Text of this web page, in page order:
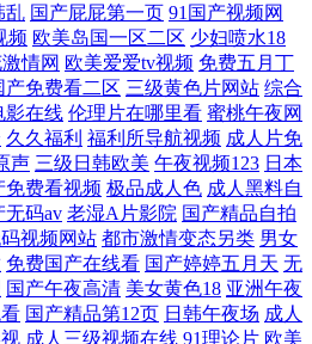
蕉 AV我爱AVtv 九九热九九 私人家庭影院
自慰喷水 色男人的 91精品国产秘入口 国内
8090电影 国产在线观看精品一区 日韩成人
三库 青娱乐盛视久久 与么公激情性完整视
电影高清完整版 原来的神马电影完整版在
乱 国产屁屁第一页 91国产视频网
频 欧美岛国一区二区 少妇喷水18
情网 欧美爱爱tv视频 免费五月丁
产免费看二区 三级黄色片网站 综合
影在线 伦理片在哪里看 蜜桃午夜网
久久福利 福利所导航视频 成人片免
声 三级日韩欧美 午夜视频123 日本
免费看视频 极品成人色 成人黑料自
无码av 老湿A片影院 国产精品自拍
视频网站 都市激情变态另类 男女
免费国产在线看 国产婷婷五月天 无
国产午夜高清 美女黄色18 亚洲午夜
国产精品第12页 日韩午夜场 成人
成人三级视频在线 91理论片 欧美